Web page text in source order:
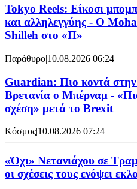
Tokyo Reels: Είκοσι
και αλληλεγγύης - Ο
Shilleh στο «Π»
Παράθυρο|10.08.2026 06:24
Guardian: Πιο κοντά στην
Βρετανία ο Μπέρναμ -
σχέση» μετά το Brexit
Κόσμος|10.08.2026 07:24
«Όχι» Νετανιάχου σε
οι σχέσεις τους ενόψει